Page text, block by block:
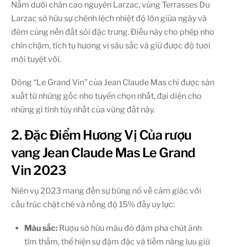
Nằm dưới chân cao nguyên Larzac, vùng Terrasses Du
Larzac sở hữu sự chênh lệch nhiệt độ lớn giữa ngày và
đêm cùng nền đất sỏi đặc trưng. Điều này cho phép nho
chín chậm, tích tụ hương vị sâu sắc và giữ được độ tươi
mới tuyệt vời.
Dòng “Le Grand Vin” của Jean Claude Mas chỉ được sản
xuất từ những gốc nho tuyển chọn nhất, đại diện cho
những gì tinh túy nhất của vùng đất này.
2. Đặc Điểm Hương Vị Của rượu
vang Jean Claude Mas Le Grand
Vin 2023
Niên vụ 2023 mang đến sự bùng nổ về cảm giác với
cấu trúc chặt chẽ và nồng độ 15% đầy uy lực:
Màu sắc: Rượu sở hữu màu đỏ đậm pha chút ánh
tím thẫm, thể hiện sự đậm đặc và tiềm năng lưu giữ